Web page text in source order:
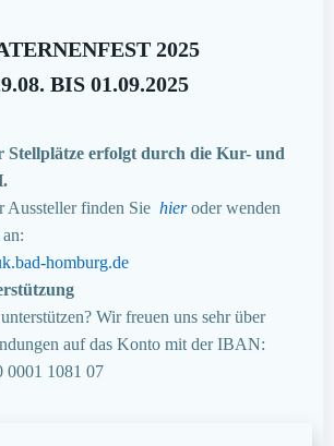
2025
BIS 01.09.2025
Stellplätze erfolgt durch die Kur- und
Aussteller finden Sie hieroder wenden
homburg.de
Wir freuen uns sehr über
auf das Konto mit der IBAN:
0001 1081 07